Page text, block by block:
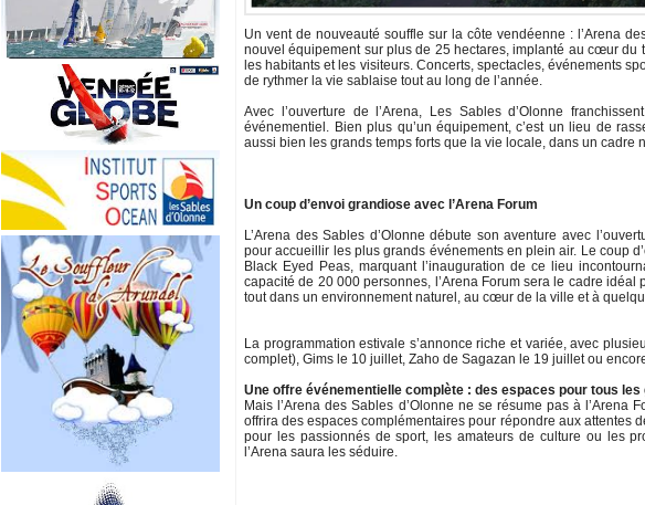
Un vent de nouveauté souffle sur la côte vendéenne : l’Arena
nouvel équipement sur plus de 25 hectares, implanté au cœur du
les habitants et les visiteurs. Concerts, spectacles, événements
de rythmer la vie sablaise tout au long de l’année.
Avec l’ouverture de l’Arena, Les Sables d’Olonne
événementiel. Bien plus qu’un équipement, c’est un lieu de
aussi bien les grands temps forts que la vie locale, dans un cadre
Un coup d’envoi grandiose avec l’Arena Forum
L’Arena des Sables d’Olonne débute son aventure avec
pour accueillir les plus grands événements en plein air. Le coup
Black Eyed Peas, marquant l’inauguration de ce lieu
capacité de 20 000 personnes, l’Arena Forum sera le cadre
tout dans un environnement naturel, au cœur de la ville et à
La programmation estivale s’annonce riche et variée, avec
complet), Gims le 10 juillet, Zaho de Sagazan le 19 juillet ou
Une offre événementielle complète : des espaces pour tous les
Mais l’Arena des Sables d’Olonne ne se résume pas à l’Arena
offrira des espaces complémentaires pour répondre aux attentes
pour les passionnés de sport, les amateurs de culture ou les
l’Arena saura les séduire.